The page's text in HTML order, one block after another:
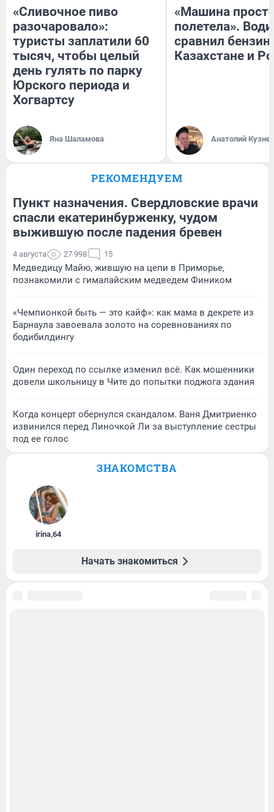
«Сливочное пиво
разочаровало»:
туристы заплатили 60
тысяч, чтобы целый
день гулять по парку
Юрского периода и
Хогвартсу
Яна Шаламова
«Машина
полетела».
сравнил бензин
Казахстане и
Анатолий
РЕКОМЕНДУЕМ
Пункт назначения. Свердловские врачи
спасли екатеринбурженку, чудом
выжившую после падения бревен
4 августа 27 998 15
Медведицу Майю, жившую на цепи в Приморье,
познакомили с гималайским медведем Фиником
«Чемпионкой быть — это кайф»: как мама в декрете из
Барнаула завоевала золото на соревнованиях по
бодибилдингу
Один переход по ссылке изменил всё. Как мошенники
довели школьницу в Чите до попытки поджога здания
Когда концерт обернулся скандалом. Ваня Дмитриенко
извинился перед Линочкой Ли за выступление сестры
под ее голос
ЗНАКОМСТВА
irina,64
Начать знакомиться